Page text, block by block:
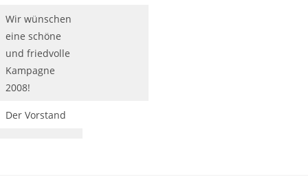
Wir wünschen
eine schöne
und friedvolle
Kampagne
2008!
Der Vorstand